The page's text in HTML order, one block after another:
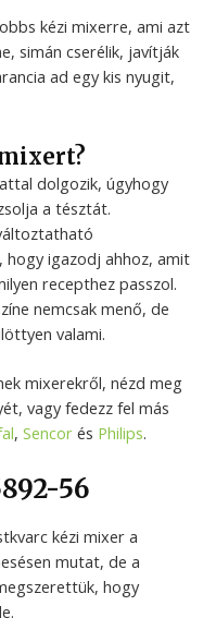
kézi mixerre, ami azt
simán cserélik, javítják
ad egy kis nyugit,
dolgozik, úgyhogy
a tésztát.
hogy igazodj ahhoz, amit
recepthez passzol.
nemcsak menő, de
valami.
mixerekről, nézd meg
vagy fedezz fel más
, Sencor és Philips.
56
kézi mixer a
mutat, de a
hogy